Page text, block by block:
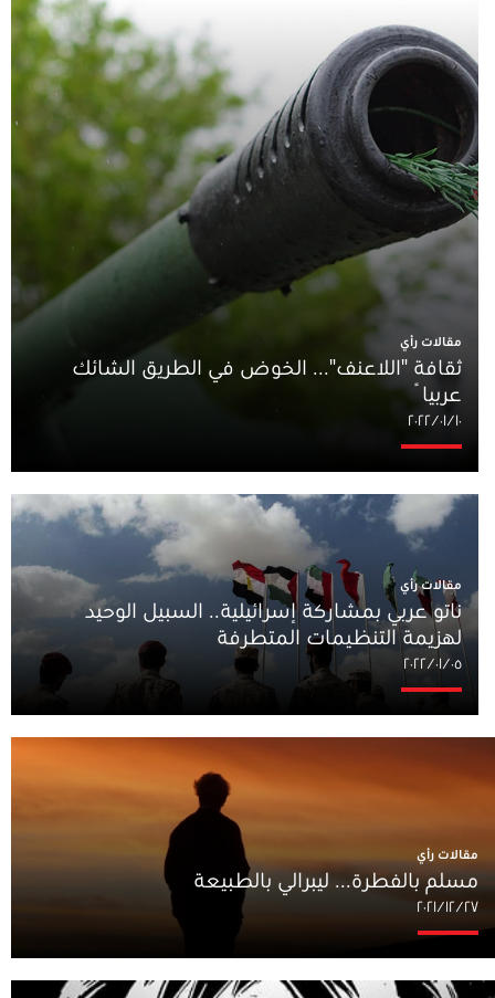
مقالات رأي
ثقافة "اللاعنف"... الخوض في الطريق الشائك
عربياً
١٠‏/٠١‏/٢٠٢٢
مقالات رأي
ناتو عربي بمشاركة إسرائيلية.. السبيل الوحيد
لهزيمة التنظيمات المتطرفة
٠٥‏/٠١‏/٢٠٢٢
مقالات رأي
مسلم بالفطرة... ليبرالي بالطبيعة
٢٧‏/١٢‏/٢٠٢١